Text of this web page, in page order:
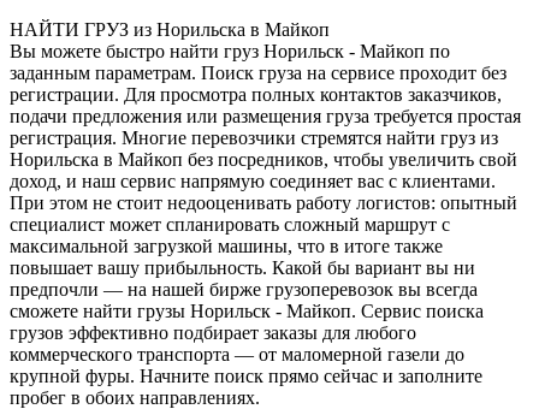
НАЙТИ ГРУЗ из Норильска в Майкоп
Вы можете быстро найти груз Норильск - Майкоп по
заданным параметрам. Поиск груза на сервисе проходит без
регистрации. Для просмотра полных контактов заказчиков,
подачи предложения или размещения груза требуется простая
регистрация. Многие перевозчики стремятся найти груз из
Норильска в Майкоп без посредников, чтобы увеличить свой
доход, и наш сервис напрямую соединяет вас с клиентами.
При этом не стоит недооценивать работу логистов: опытный
специалист может спланировать сложный маршрут с
максимальной загрузкой машины, что в итоге также
повышает вашу прибыльность. Какой бы вариант вы ни
предпочли — на нашей бирже грузоперевозок вы всегда
сможете найти грузы Норильск - Майкоп. Сервис поиска
грузов эффективно подбирает заказы для любого
коммерческого транспорта — от маломерной газели до
крупной фуры. Начните поиск прямо сейчас и заполните
пробег в обоих направлениях.